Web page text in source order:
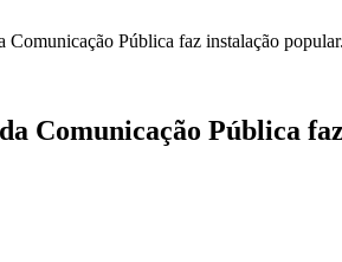
Comunicação Pública faz instalação
Comunicação Pública